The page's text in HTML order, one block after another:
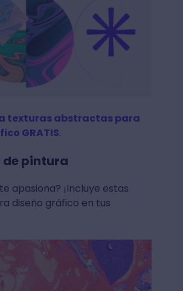
texturas abstractas para
GRATIS.
de pintura
apasiona? ¡Incluye estas
diseño gráfico en tus